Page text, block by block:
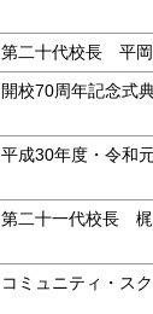
第二十代校長 平
開校70周年記念式
平成30年度・令和
第二十一代校長
コミュニティ・ス